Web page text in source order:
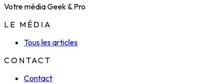
Votre média Geek & Pro
LE MÉDIA
Tous les articles
CONTACT
Contact